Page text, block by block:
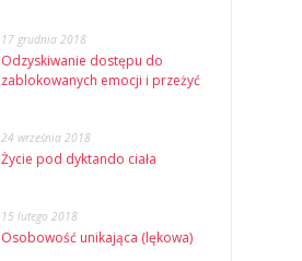
17 grudnia 2018
Odzyskiwanie dostępu do
zablokowanych emocji i przeżyć
24 września 2018
Życie pod dyktando ciała
15 lutego 2018
Osobowość unikająca (lękowa)